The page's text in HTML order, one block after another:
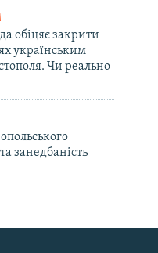
обіцяє закрити
українським
Чи реально
занедбаність